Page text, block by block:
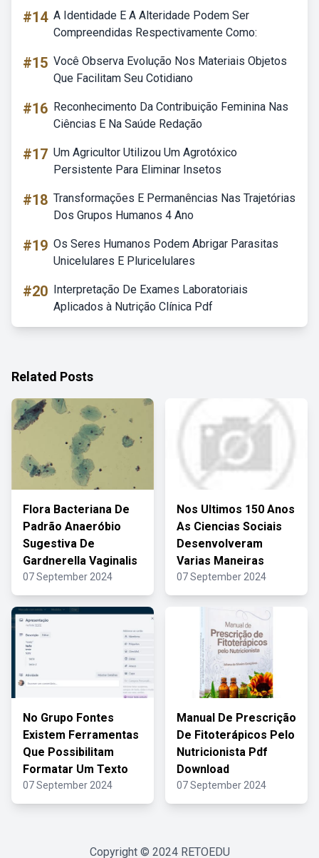
#14 A Identidade E A Alteridade Podem Ser
Compreendidas Respectivamente Como:
#15 Você Observa Evolução Nos Materiais Objetos
Que Facilitam Seu Cotidiano
#16 Reconhecimento Da Contribuição Feminina Nas
Ciências E Na Saúde Redação
#17 Um Agricultor Utilizou Um Agrotóxico
Persistente Para Eliminar Insetos
#18 Transformações E Permanências Nas Trajetórias
Dos Grupos Humanos 4 Ano
#19 Os Seres Humanos Podem Abrigar Parasitas
Unicelulares E Pluricelulares
#20 Interpretação De Exames Laboratoriais
Aplicados à Nutrição Clínica Pdf
Related Posts
Flora Bacteriana De
Padrão Anaeróbio
Sugestiva De
Gardnerella Vaginalis
07 September 2024
Nos Ultimos 150 Anos
As Ciencias Sociais
Desenvolveram
Varias Maneiras
07 September 2024
No Grupo Fontes
Existem Ferramentas
Que Possibilitam
Formatar Um Texto
07 September 2024
Manual De Prescrição
De Fitoterápicos Pelo
Nutricionista Pdf
Download
07 September 2024
Copyright © 2024 RETOEDU